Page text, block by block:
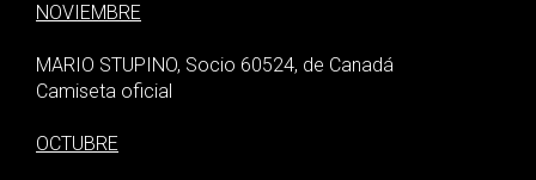
NOVIEMBRE
MARIO STUPINO, Socio 60524, de Canadá
Camiseta oficial
OCTUBRE